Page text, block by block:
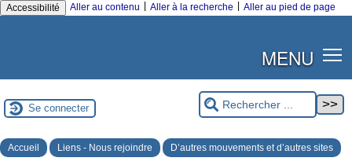
Accessibilité Aller au contenu Aller à la recherche Aller au pied de page
MENU
Se connecter
Accueil Liens - Nous rejoindre D’autres mouvements et d’autres sites